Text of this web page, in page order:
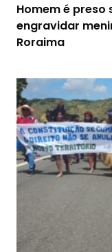
Homem é
engravidar
Roraima